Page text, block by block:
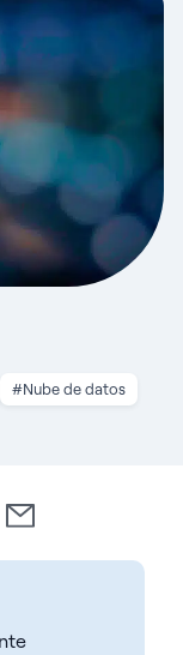
#Nube de datos